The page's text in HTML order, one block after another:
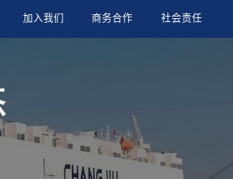
加入我们 商务合作 社会责任